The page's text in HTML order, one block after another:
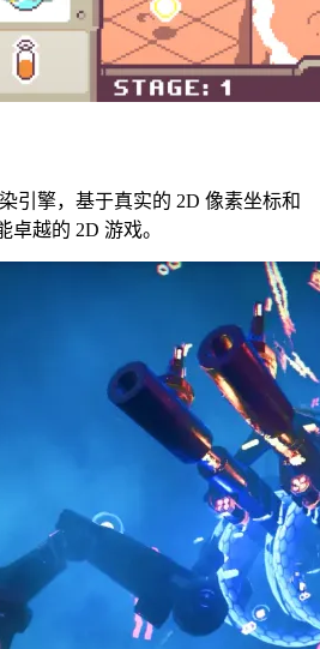
引擎，基于真实的 2D 像素坐标和
卓越的 2D 游戏。